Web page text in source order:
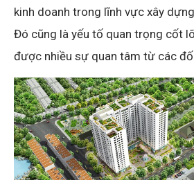
kinh doanh trong lĩnh vực xây
Đó cũng là yếu tố quan trọng cốt
được nhiều sự quan tâm từ các